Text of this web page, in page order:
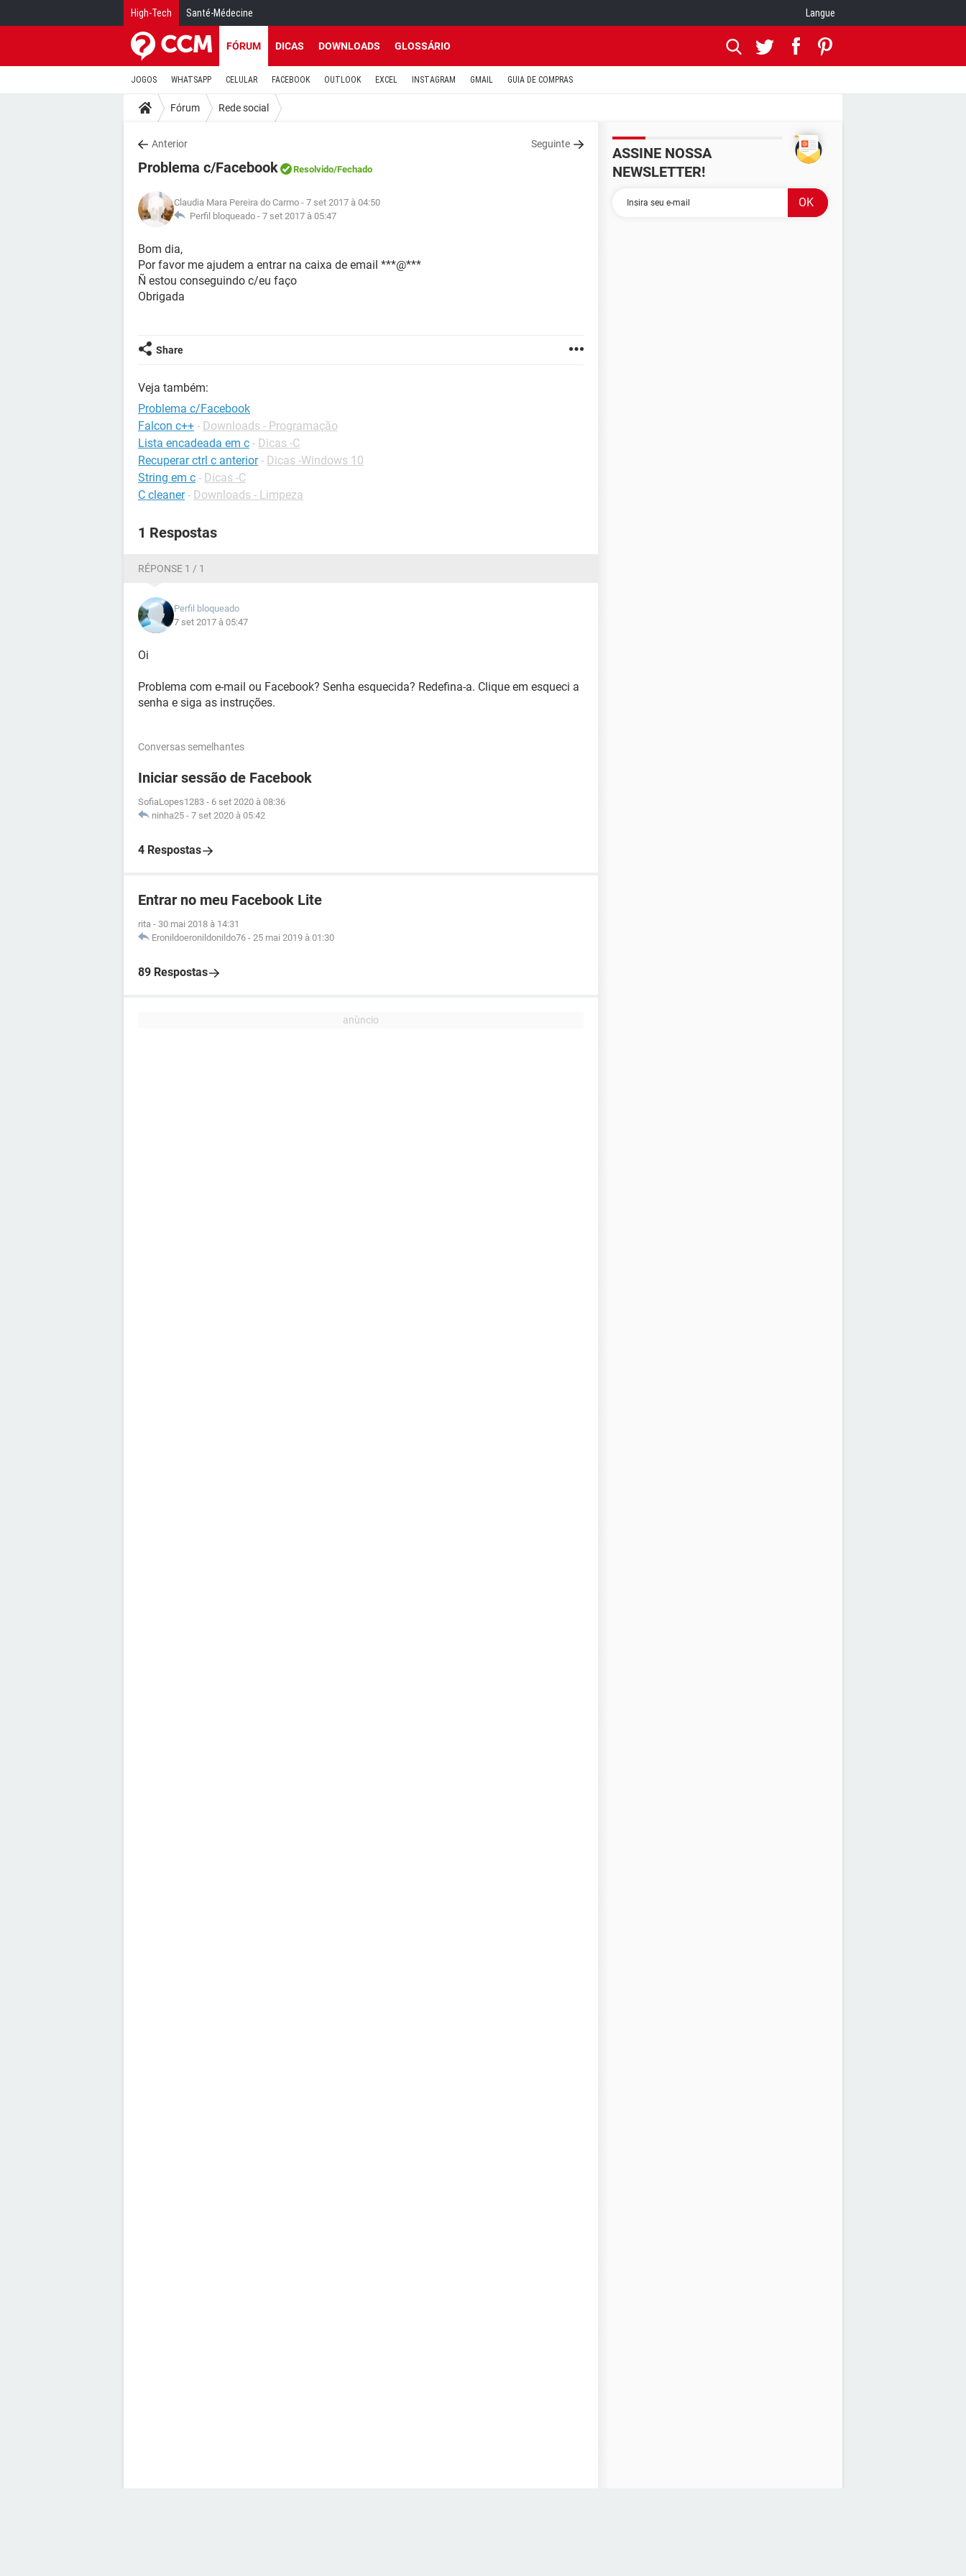
High-Tech Santé-Médecine Langue
FÓRUM DICAS DOWNLOADS GLOSSÁRIO
JOGOS WHATSAPP CELULAR FACEBOOK OUTLOOK EXCEL INSTAGRAM GMAIL GUIA DE COMPRAS
Fórum Rede social
Anterior Seguinte
Problema c/Facebook Resolvido/Fechado
Claudia Mara Pereira do Carmo - 7 set 2017 à 04:50
Perfil bloqueado - 7 set 2017 à 05:47
Bom dia,
Por favor me ajudem a entrar na caixa de email ***@***
Ñ estou conseguindo c/eu faço
Obrigada
Share
Veja também:
Problema c/Facebook
Falcon c++ - Downloads - Programação
Lista encadeada em c - Dicas -C
Recuperar ctrl c anterior - Dicas -Windows 10
String em c - Dicas -C
C cleaner - Downloads - Limpeza
1 Respostas
RÉPONSE 1 / 1
Perfil bloqueado
7 set 2017 à 05:47
Oi
Problema com e-mail ou Facebook? Senha esquecida? Redefina-a. Clique em esqueci a
senha e siga as instruções.
Conversas semelhantes
Iniciar sessão de Facebook
SofiaLopes1283 - 6 set 2020 à 08:36
ninha25 - 7 set 2020 à 05:42
4 Respostas
Entrar no meu Facebook Lite
rita - 30 mai 2018 à 14:31
Eronildoeronildonildo76 - 25 mai 2019 à 01:30
89 Respostas
ASSINE NOSSA
NEWSLETTER!